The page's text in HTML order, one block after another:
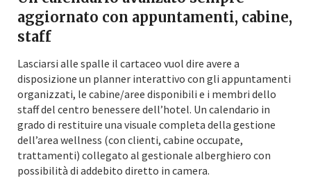
aggiornato con appuntamenti, cabine,
staff
Lasciarsi alle spalle il cartaceo vuol dire avere a
disposizione un planner interattivo con gli appuntamenti
organizzati, le cabine/aree disponibili e i membri dello
staff del centro benessere dell’hotel. Un calendario in
grado di restituire una visuale completa della gestione
dell’area wellness (con clienti, cabine occupate,
trattamenti) collegato al gestionale alberghiero con
possibilità di addebito diretto in camera.